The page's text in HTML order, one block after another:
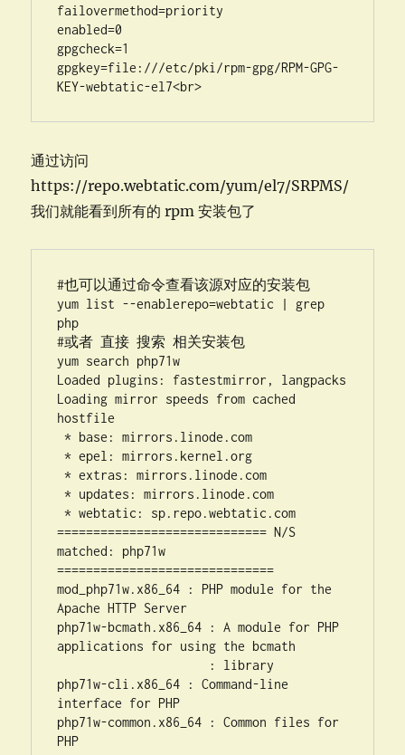
failovermethod=priority
enabled=0
gpgcheck=1
gpgkey=file:///etc/pki/rpm-gpg/RPM-GPG-
KEY-webtatic-el7<br>
通过访问
https://repo.webtatic.com/yum/el7/SRPMS/
我们就能看到所有的 rpm 安装包了
#也可以通过命令查看该源对应的安装包
yum list --enablerepo=webtatic | grep
php
#或者 直接 搜索 相关安装包
yum search php71w
Loaded plugins: fastestmirror, langpacks
Loading mirror speeds from cached
hostfile
* base: mirrors.linode.com
* epel: mirrors.kernel.org
* extras: mirrors.linode.com
* updates: mirrors.linode.com
* webtatic: sp.repo.webtatic.com
============================= N/S
matched: php71w
==============================
mod_php71w.x86_64 : PHP module for the
Apache HTTP Server
php71w-bcmath.x86_64 : A module for PHP
applications for using the bcmath
php71w-cli.x86_64 : Command-line
interface for PHP
php71w-common.x86_64 : Common files for